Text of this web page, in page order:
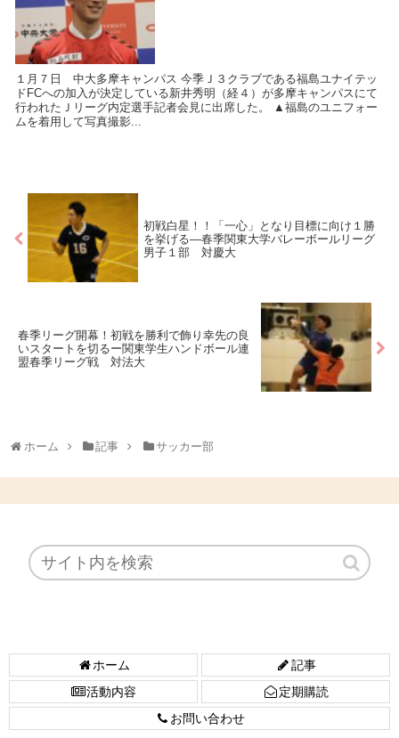
１月７日 中大多摩キャンパス 今季Ｊ３クラブである福島ユナイテッ
ドFCへの加入が決定している新井秀明（経４）が多摩キャンパスにて
行われたＪリーグ内定選手記者会見に出席した。 ▲福島のユニフォー
ムを着用して写真撮影...
初戦白星！！「一心」となり目標に向け１勝
を挙げる―春季関東大学バレーボールリーグ
男子１部 対慶大
春季リーグ開幕！初戦を勝利で飾り幸先の良
いスタートを切るー関東学生ハンドボール連
盟春季リーグ戦 対法大
ホーム 記事 サッカー部
ホーム
記事
活動内容
定期購読
お問い合わせ